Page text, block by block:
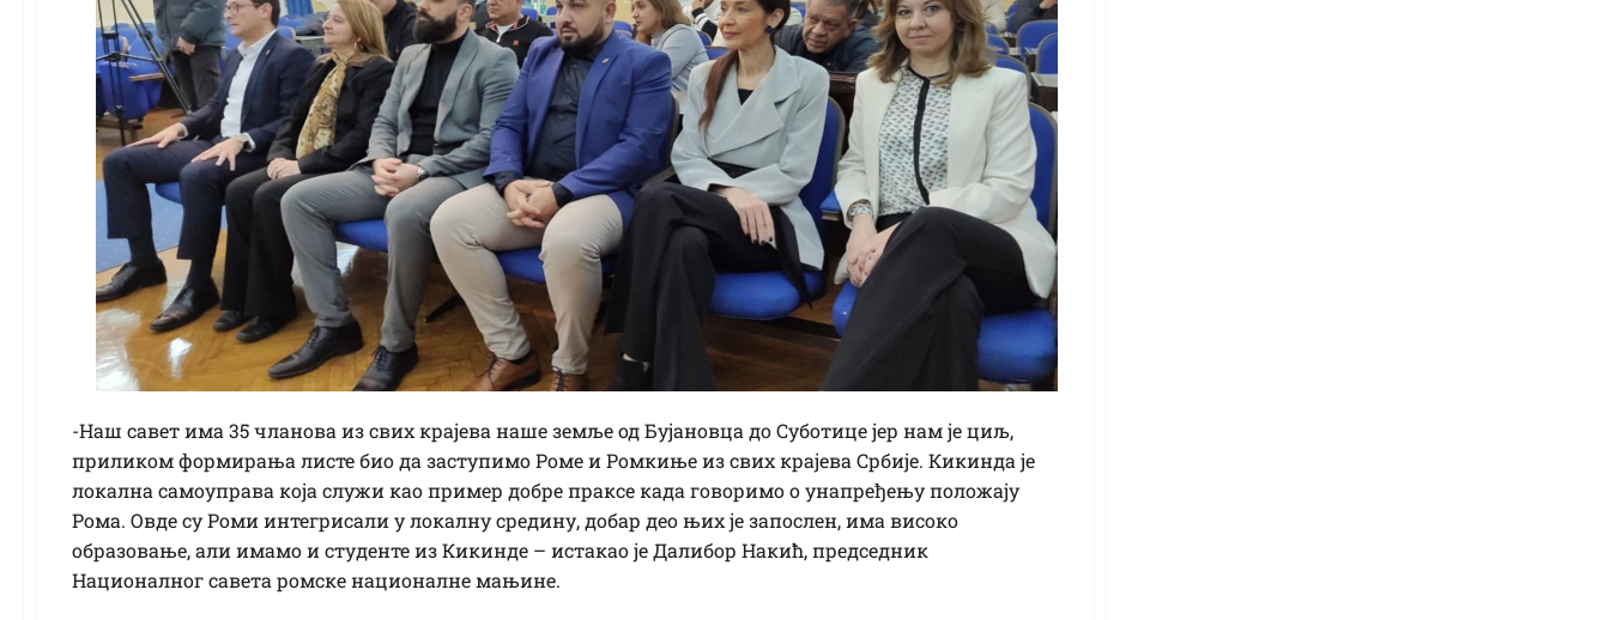
-Наш савет има 35 чланова из свих крајева наше земље од Бујановца до Суботице јер нам је циљ,
приликом формирања листе био да заступимо Роме и Ромкиње из свих крајева Србије. Кикинда је
локална самоуправа која служи као пример добре праксе када говоримо о унапређењу положају
Рома. Овде су Роми интегрисали у локалну средину, добар део њих је запослен, има високо
образовање, али имамо и студенте из Кикинде – истакао је Далибор Накић, председник
Националног савета ромске националне мањине.